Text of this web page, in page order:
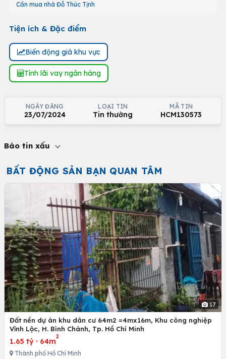
Cần mua nhà Đỗ Thúc Tịnh
Tiện ích & Đặc điểm
Biến động giá khu vực
Tính lãi vay ngân hàng
NGÀY ĐĂNG
23/07/2024
LOẠI TIN
Tin thường
MÃ TIN
HCM130573
Báo tin xấu
BẤT ĐỘNG SẢN BẠN QUAN TÂM
17
Đất nền dự án khu dân cư 64m2 =4mx16m, Khu công nghiệp
Vĩnh Lộc, H. Bình Chánh, Tp. Hồ Chí Minh
1.65 tỷ · 64m
2
Thành phố Hồ Chí Minh